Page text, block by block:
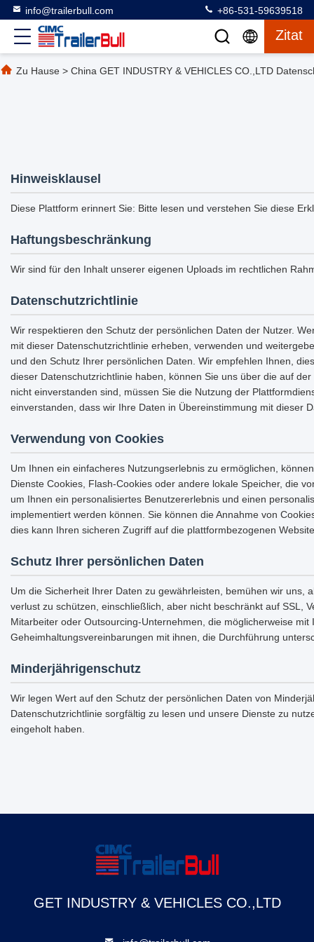
info@trailerbull.com +86-531-59639518
Zitat
Zu Hause > China GET INDUSTRY & VEHICLES CO.,LTD
Hinweisklausel
Diese Plattform erinnert Sie: Bitte lesen und verstehen Sie diese
Haftungsbeschränkung
Wir sind für den Inhalt unserer eigenen Uploads im rechtlichen
Datenschutzrichtlinie
Wir respektieren den Schutz der persönlichen Daten der Nutzer.
mit dieser Datenschutzrichtlinie erheben, verwenden und
und den Schutz Ihrer persönlichen Daten. Wir empfehlen Ihnen,
dieser Datenschutzrichtlinie haben, können Sie uns über die auf
nicht einverstanden sind, müssen Sie die Nutzung der
einverstanden, dass wir Ihre Daten in Übereinstimmung mit dieser
Verwendung von Cookies
Um Ihnen ein einfacheres Nutzungserlebnis zu ermöglichen,
Dienste Cookies, Flash-Cookies oder andere lokale Speicher, die
um Ihnen ein personalisiertes Benutzererlebnis und einen
implementiert werden können. Sie können die Annahme von
dies kann Ihren sicheren Zugriff auf die plattformbezogenen
Schutz Ihrer persönlichen Daten
Um die Sicherheit Ihrer Daten zu gewährleisten, bemühen wir
verlust zu schützen, einschließlich, aber nicht beschränkt auf SSL,
Mitarbeiter oder Outsourcing-Unternehmen, die möglicherweise
Geheimhaltungsvereinbarungen mit ihnen, die Durchführung
Minderjährigenschutz
Wir legen Wert auf den Schutz der persönlichen Daten von
Datenschutzrichtlinie sorgfältig zu lesen und unsere Dienste zu
eingeholt haben.
GET INDUSTRY & VEHICLES CO.,LTD